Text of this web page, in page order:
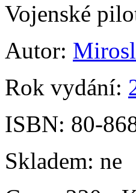
Vojenské
Autor:
Rok vydání:
ISBN: 80-
Skladem: ne